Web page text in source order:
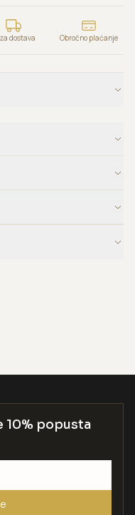
dostava Obročno plaćanje
popusta